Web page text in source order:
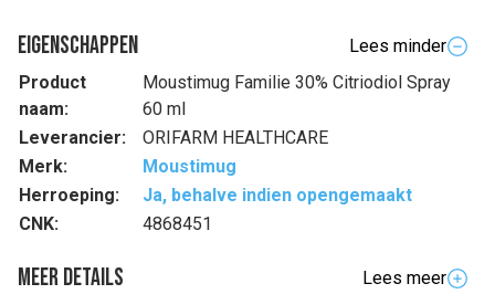
Eigenschappen
Lees minder
Product
naam:
Moustimug Familie 30% Citriodiol Spray
60 ml
Leverancier:
ORIFARM HEALTHCARE
Merk:
Moustimug
Herroeping:
Ja, behalve indien opengemaakt
CNK:
4868451
Meer details
Lees meer